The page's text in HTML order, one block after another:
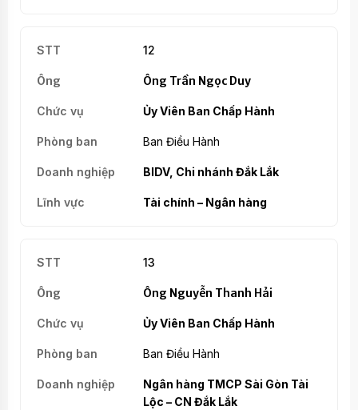
12
Ông Trần Ngọc Duy
Ủy Viên Ban Chấp Hành
Ban Điều Hành
BIDV, Chi nhánh Đắk Lắk
Tài chính – Ngân hàng
13
Ông Nguyễn Thanh Hải
Ủy Viên Ban Chấp Hành
Ban Điều Hành
Ngân hàng TMCP Sài Gòn Tài
Lộc – CN Đắk Lắk